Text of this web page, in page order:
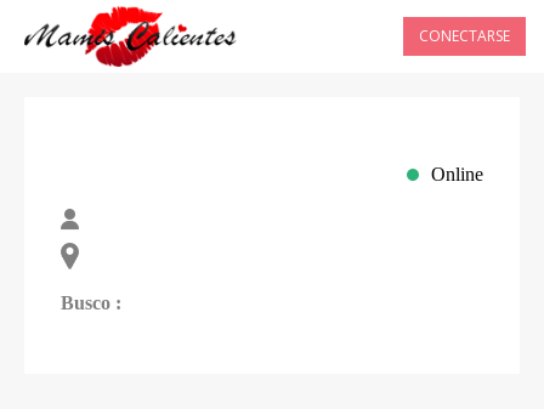
CONECTARSE
Online
Busco :